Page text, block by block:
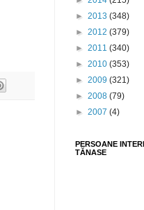
► 2013 (348)
► 2012 (379)
► 2011 (340)
► 2010 (353)
► 2009 (321)
► 2008 (79)
► 2007 (4)
PERSOANE
TĂNASE